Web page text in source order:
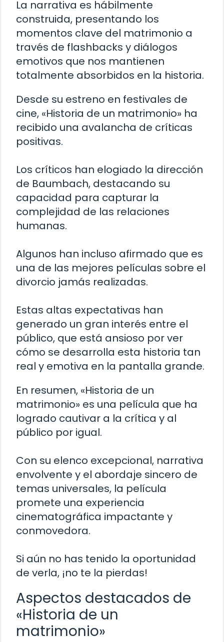
La narrativa es hábilmente
construida, presentando los
momentos clave del matrimonio a
través de flashbacks y diálogos
emotivos que nos mantienen
totalmente absorbidos en la historia.
Desde su estreno en festivales de
cine, «Historia de un matrimonio» ha
recibido una avalancha de críticas
positivas.
Los críticos han elogiado la dirección
de Baumbach, destacando su
capacidad para capturar la
complejidad de las relaciones
humanas.
Algunos han incluso afirmado que es
una de las mejores películas sobre el
divorcio jamás realizadas.
Estas altas expectativas han
generado un gran interés entre el
público, que está ansioso por ver
cómo se desarrolla esta historia tan
real y emotiva en la pantalla grande.
En resumen, «Historia de un
matrimonio» es una película que ha
logrado cautivar a la crítica y al
público por igual.
Con su elenco excepcional, narrativa
envolvente y el abordaje sincero de
temas universales, la película
promete una experiencia
cinematográfica impactante y
conmovedora.
Si aún no has tenido la oportunidad
de verla, ¡no te la pierdas!
Aspectos destacados de
«Historia de un
matrimonio»